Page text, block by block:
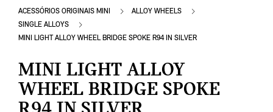
ACESSÓRIOS ORIGINAIS MINI
ALLOY WHEELS
SINGLE ALLOYS
MINI LIGHT ALLOY WHEEL BRIDGE SPOKE R94 IN SILVER
MINI LIGHT ALLOY
WHEEL BRIDGE SPOKE